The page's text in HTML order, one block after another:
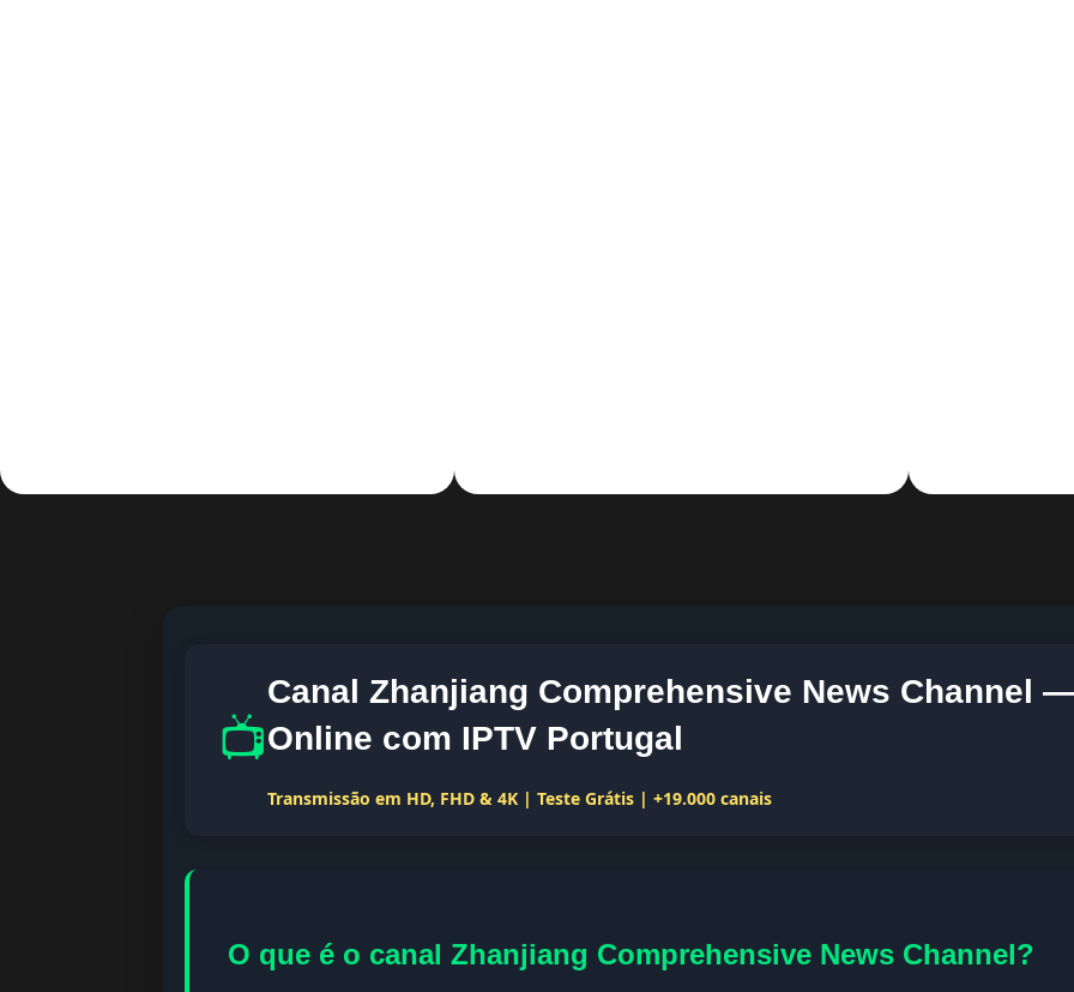
📺
Canal Zhanjiang Comprehensive News Channel
Online com IPTV Portugal
Transmissão em HD, FHD & 4K | Teste Grátis | +19.000 canais
O que é o canal Zhanjiang Comprehensive News Channel?